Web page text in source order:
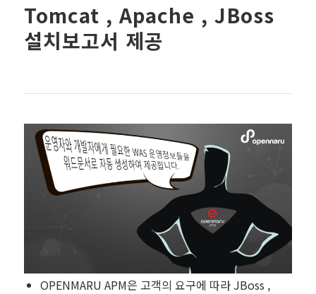
Tomcat , Apache , JBoss
설치보고서 제공
OPENMARU APM은 고객의 요구에 따라 JBoss ,